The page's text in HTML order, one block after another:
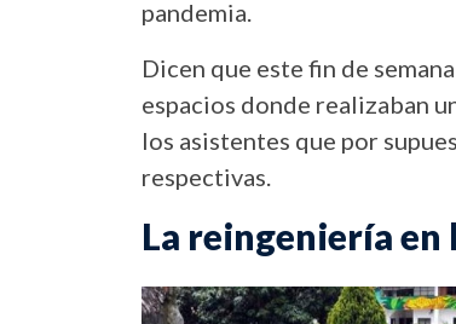
pandemia.
Dicen que este fin de
espacios donde realizaban
los asistentes que por
respectivas.
La reingeniería en